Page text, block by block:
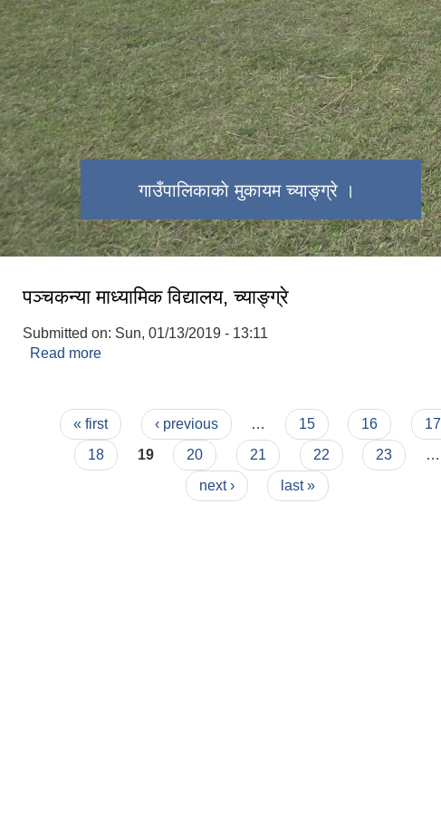
गाउँपालिकाकाे मुकायम च्याङ्ग्रे ।
पञ्चकन्या माध्यामिक विद्यालय, च्याङ्ग्रे
Submitted on: Sun, 01/13/2019 - 13:11
Read more
Pages
« first ‹ previous … 15 16
17
18
19 20 21 22 23
…
next ›
last »